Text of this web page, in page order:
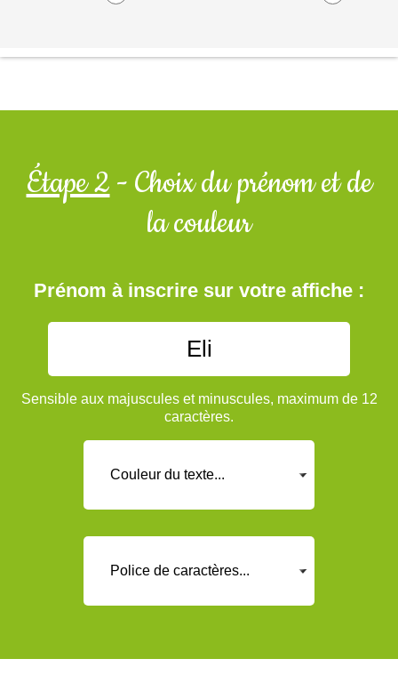
Étape 2- Choix du prénom et de
la couleur
Prénom à inscrire sur votre affiche :
Sensible aux majuscules et minuscules, maximum de 12
caractères.